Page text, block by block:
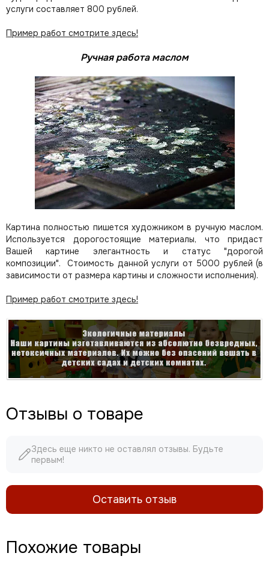
услуги составляет 800 рублей.
Пример работ смотрите здесь!
Ручная работа маслом
Картина полностью пишется художником в ручную маслом.
Используется дорогостоящие материалы, что придаст
Вашей картине элегантность и статус "дорогой
композиции". Стоимость данной услуги от 5000 рублей (в
зависимости от размера картины и сложности исполнения).
Пример работ смотрите здесь!
Отзывы о товаре
Здесь еще никто не оставлял отзывы. Будьте
первым!
Оставить отзыв
Похожие товары